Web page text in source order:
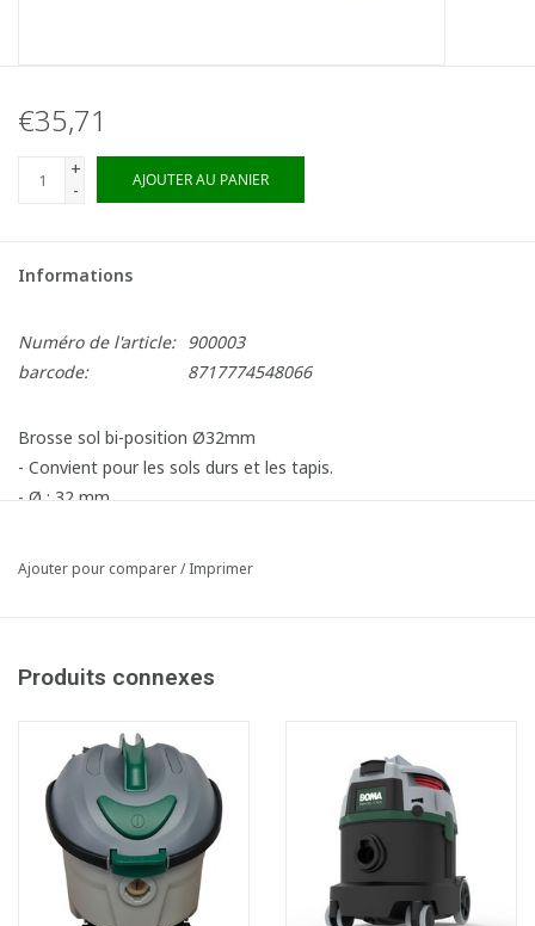
€35,71
+
-
AJOUTER AU PANIER
Informations
Numéro de l'article: 900003
barcode:
8717774548066
Brosse sol bi-position Ø32mm
- Convient pour les sols durs et les tapis.
- Ø : 32 mm
Ajouter pour comparer/Imprimer
Produits connexes